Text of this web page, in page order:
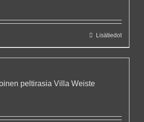
Lisätiedot
peltirasia Villa Weiste